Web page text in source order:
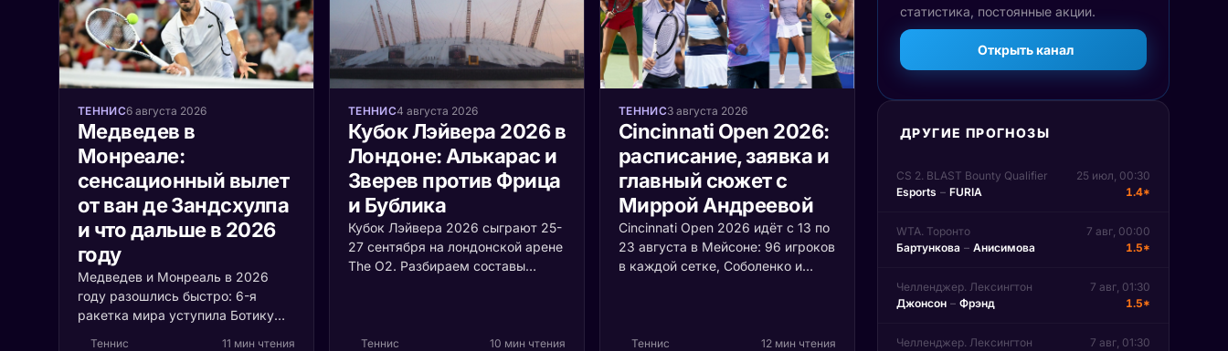
ТЕННИС6 августа 2026
Медведев в
Монреале:
сенсационный вылет
от ван де Зандсхулпа
и что дальше в 2026
году
Медведев и Монреаль в 2026
году разошлись быстро: 6-я
ракетка мира уступила Ботику
Теннис 11 мин чтения
ТЕННИС4 августа 2026
Кубок Лэйвера 2026 в
Лондоне: Алькарас и
Зверев против Фрица
и Бублика
Кубок Лэйвера 2026 сыграют 25-
27 сентября на лондонской арене
The O2. Разбираем составы
судьбу трофея.
Теннис 10 мин чтения
ТЕННИС3 августа 2026
Cincinnati Open 2026:
расписание, заявка и
главный сюжет с
Миррой Андреевой
Cincinnati Open 2026 идёт с 13 по
23 августа в Мейсоне: 96 игроков
в каждой сетке, Соболенко и
выходит на американский хард
Теннис 12 мин чтения
статистика, постоянные акции.
Открыть канал
ДРУГИЕ ПРОГНОЗЫ
CS 2. BLAST Bounty Qualifier
25 июл, 00:30
Esports – FURIA 1.4*
WTA. Торонто
7 авг, 00:00
Бартункова – Анисимова 1.5*
Челленджер. Лексингтон
7 авг, 01:30
Джонсон – Фрэнд 1.5*
Челленджер. Лексингтон
7 авг, 01:30